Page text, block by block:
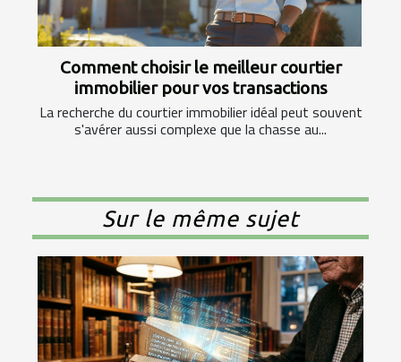
Comment choisir le meilleur courtier
immobilier pour vos transactions
La recherche du courtier immobilier idéal peut souvent
s'avérer aussi complexe que la chasse au...
Sur le même sujet